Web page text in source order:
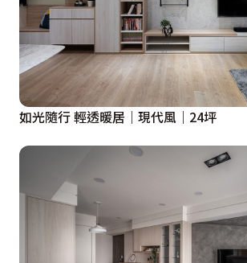
如光隨行 輕透暖居｜現代風｜24坪